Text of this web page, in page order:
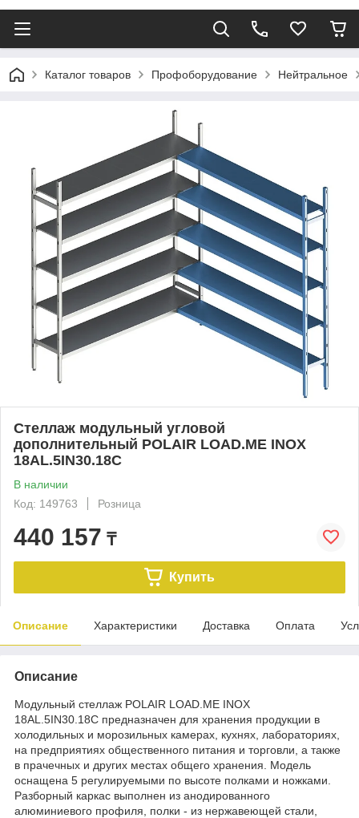
Каталог товаров Профоборудование Нейтральное
Стеллаж модульный угловой
дополнительный POLAIR LOAD.ME INOX
18AL.5IN30.18C
В наличии
Код: 149763
Розница
440 157 ₸
Купить
Описание Характеристики Доставка Оплата
Описание
Модульный стеллаж POLAIR LOAD.ME INOX
18AL.5IN30.18C предназначен для хранения продукции в
холодильных и морозильных камерах, кухнях, лабораториях,
на предприятиях общественного питания и торговли, а также
в прачечных и других местах общего хранения. Модель
оснащена 5 регулируемыми по высоте полками и ножками.
Разборный каркас выполнен из анодированного
алюминиевого профиля, полки - из нержавеющей стали,